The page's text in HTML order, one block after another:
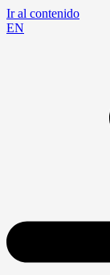
Ir al contenido
EN